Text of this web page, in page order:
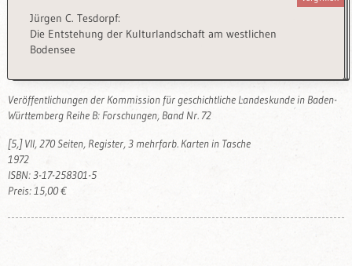
Jürgen C. Tesdorpf:
Die Entstehung der Kulturlandschaft am westlichen
Bodensee
Veröffentlichungen der Kommission für geschichtliche Landeskunde in Baden-
Württemberg Reihe B: Forschungen, Band Nr. 72
[5,] VII, 270 Seiten, Register, 3 mehrfarb. Karten in Tasche
1972
ISBN: 3-17-258301-5
Preis: 15,00 €